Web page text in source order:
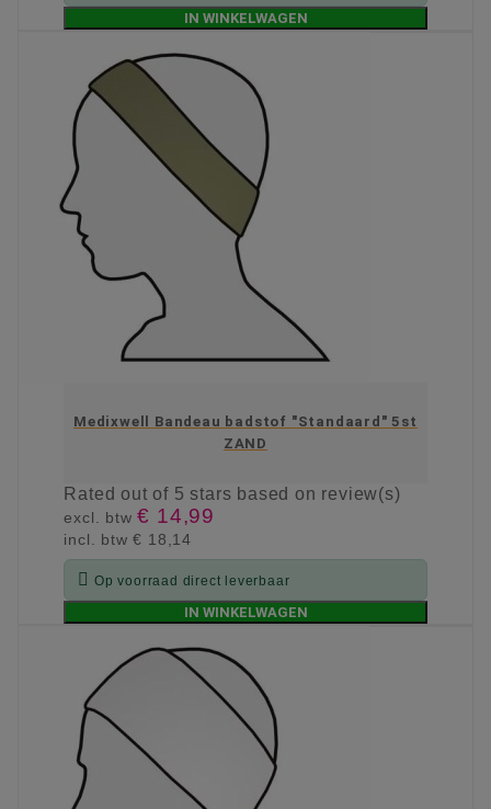
IN WINKELWAGEN
Medixwell Bandeau badstof "Standaard" 5st
ZAND
Ratedout of 5 stars based on review(s)
excl. btw€ 14,99
incl. btw€ 18,14
 Op voorraad direct leverbaar
IN WINKELWAGEN